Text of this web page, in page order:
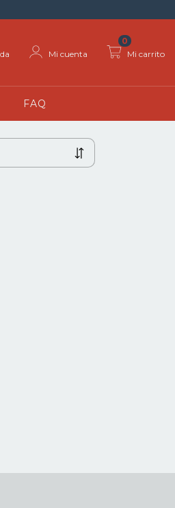
Mi cuenta Mi carrito
0
FAQ